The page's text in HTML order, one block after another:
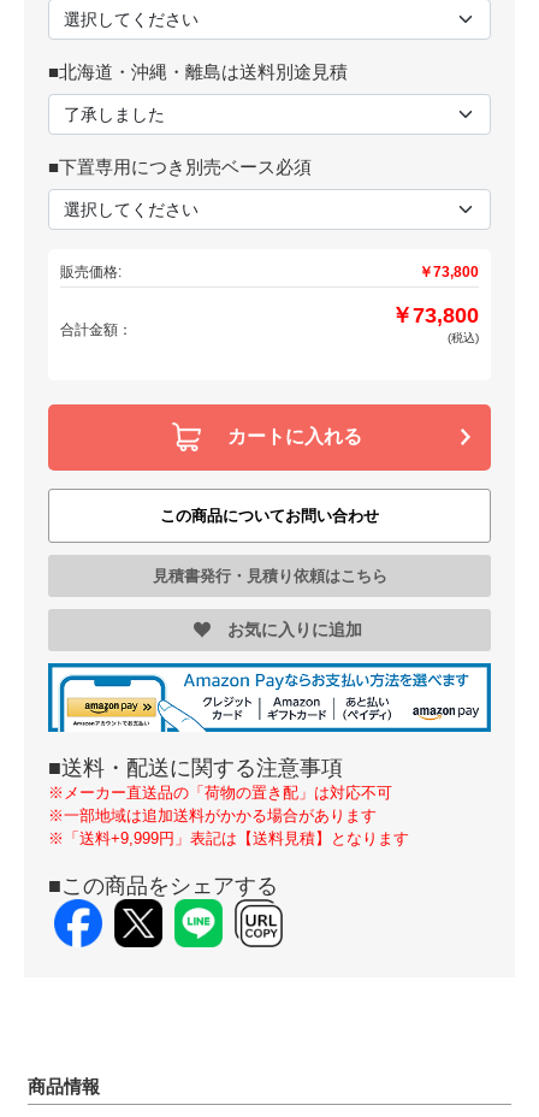
■北海道・沖縄・離島は送料別途見積
■下置専用につき別売ベース必須
販売価格: ￥73,800
合計金額：
￥73,800
(税込)
カートに入れる
この商品についてお問い合わせ
見積書発行・見積り依頼はこちら
お気に入りに追加
■送料・配送に関する注意事項
※メーカー直送品の「荷物の置き配」は対応不可
※一部地域は追加送料がかかる場合があります
※「送料+9,999円」表記は【送料見積】となります
■この商品をシェアする
商品情報